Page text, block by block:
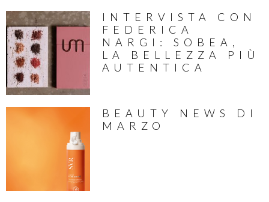
INTERVISTA CON
FEDERICA
NARGI: SOBEA,
LA BELLEZZA PIÙ
AUTENTICA
BEAUTY NEWS DI
MARZO